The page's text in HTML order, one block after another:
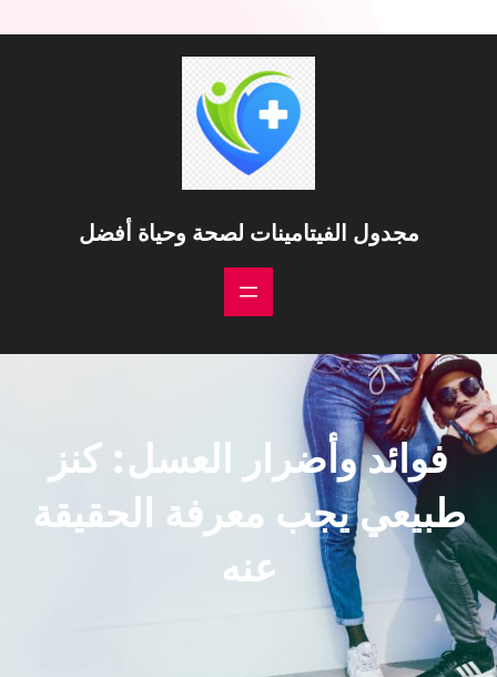
مجدول الفيتامينات لصحة وحياة أفضل
فوائد وأضرار العسل: كنز
طبيعي يجب معرفة الحقيقة
عنه